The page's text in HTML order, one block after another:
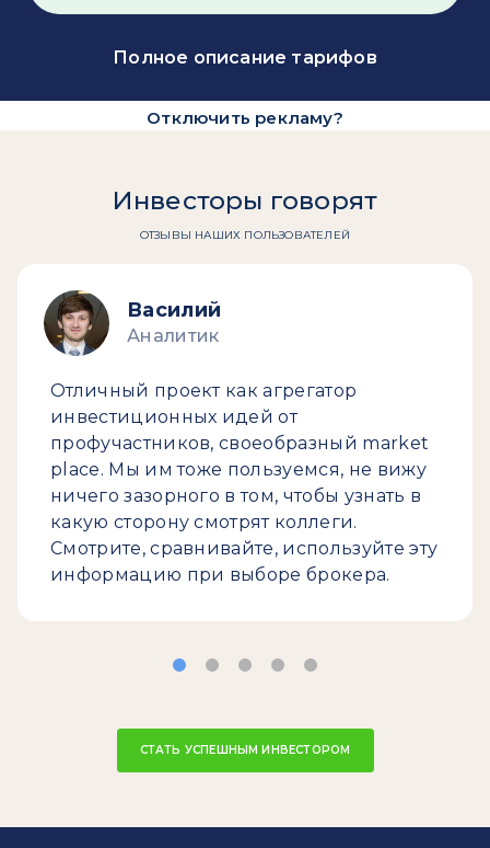
Полное описание тарифов
Отключить рекламу?
Инвесторы говорят
ОТЗЫВЫ НАШИХ ПОЛЬЗОВАТЕЛЕЙ
Василий
Аналитик
Отличный проект как агрегатор
инвестиционных идей от
профучастников, своеобразный market
place. Мы им тоже пользуемся, не вижу
ничего зазорного в том, чтобы узнать в
какую сторону смотрят коллеги.
Смотрите, сравнивайте, используйте эту
информацию при выборе брокера.
СТАТЬ УСПЕШНЫМ ИНВЕСТОРОМ